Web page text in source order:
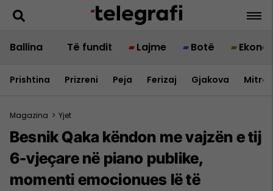
Ballina Të fundit Lajme Botë
Prishtina Prizreni Peja Ferizaj Gjakova
Magazina > Yjet
Besnik Qaka këndon me vajzën e tij
6-vjeçare në piano publike,
momenti emocionues lë të